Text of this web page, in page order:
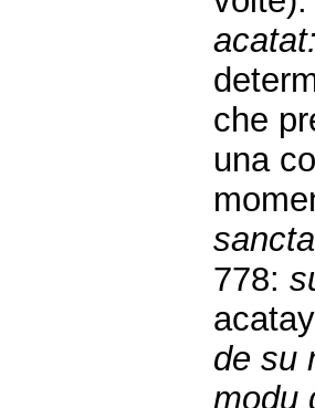
che
una
778:
de su
modu